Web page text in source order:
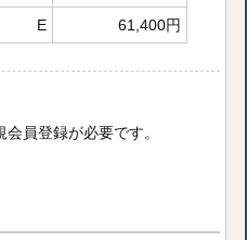
E 61,400円
員登録が必要です。